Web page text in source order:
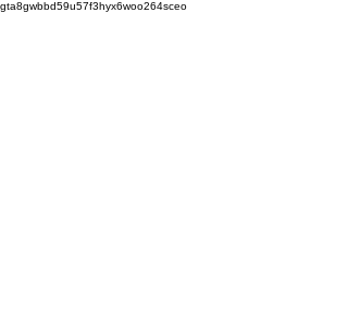
gta8gwbbd59u57f3hyx6woo264sceo